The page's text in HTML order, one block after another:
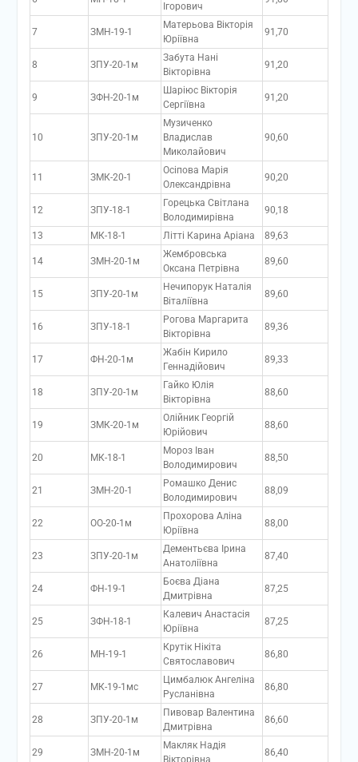
Ігорович
7 ЗМН-19-1
Матерьова Вікторія
Юріївна
91,70
8 ЗПУ-20-1м
Забута Нані
Вікторівна
91,20
9 ЗФН-20-1м
Шаріюс Вікторія
Сергіївна
91,20
10 ЗПУ-20-1м
Музиченко
Владислав
Миколайович
90,60
11 ЗМК-20-1
Осіпова Марія
Олександрівна
90,20
12 ЗПУ-18-1
Горецька Світлана
Володимирівна
90,18
13 МК-18-1 Літті Карина Аріана 89,63
14 ЗМН-20-1м
Жембровська
Оксана Петрівна
89,60
15 ЗПУ-20-1м
Нечипорук Наталія
Віталіївна
89,60
16 ЗПУ-18-1
Рогова Маргарита
Вікторівна
89,36
17 ФН-20-1м
Жабін Кирило
Геннадійович
89,33
18 ЗПУ-20-1м
Гайко Юлія
Вікторівна
88,60
19 ЗМК-20-1м
Олійник Георгій
Юрійович
88,60
20 МК-18-1
Мороз Іван
Володимирович
88,50
21 ЗМН-20-1
Ромашко Денис
Володимирович
88,09
22 ОО-20-1м
Прохорова Аліна
Юріївна
88,00
23 ЗПУ-20-1м
Дементьєва Ірина
Анатоліївна
87,40
24 ФН-19-1
Боєва Діана
Дмитрівна
87,25
25 ЗФН-18-1
Калевич Анастасія
Юріївна
87,25
26 МН-19-1
Крутік Нікіта
Святославович
86,80
27 МК-19-1мс
Цимбалюк Ангеліна
Русланівна
86,80
28 ЗПУ-20-1м
Пивовар Валентина
Дмитрівна
86,60
29 ЗМН-20-1м
Макляк Надія
Вікторівна
86,40